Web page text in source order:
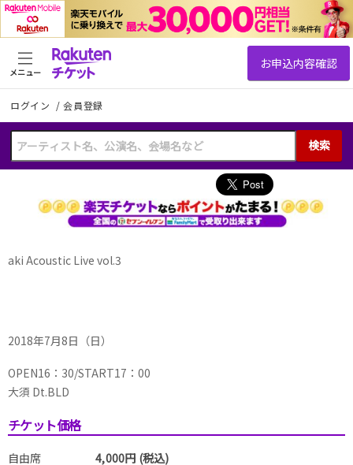
ログイン /会員登録
検索
メニュー
aki Acoustic Live vol.3
2018年7月8日（日）
OPEN16：30/START17：00
大須 Dt.BLD
チケット価格
自由席
4,000円 (税込)